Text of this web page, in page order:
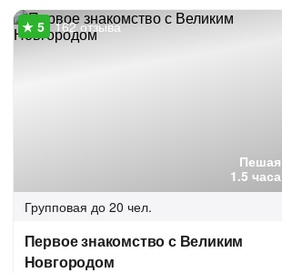
Пешая
1.5 часа
162 отзыва
Групповая до 20 чел.
Первое знакомство с Великим
Новгородом